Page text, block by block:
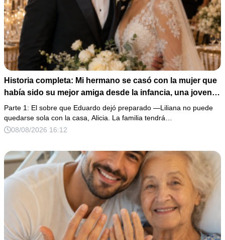
Historia completa: Mi hermano se casó con la mujer que
había sido su mejor amiga desde la infancia, una joven
ciega a la que protegió durante toda su vida. Tras su
fallecimiento, ella me entregó un sobre y me confesó la
verdadera razón por la que él la eligió a ella por encima
Parte 1: El sobre que Eduardo dejó preparado —Liliana no puede
quedarse sola con la casa, Alicia. La familia tendrá…
08/08/2026 16:12